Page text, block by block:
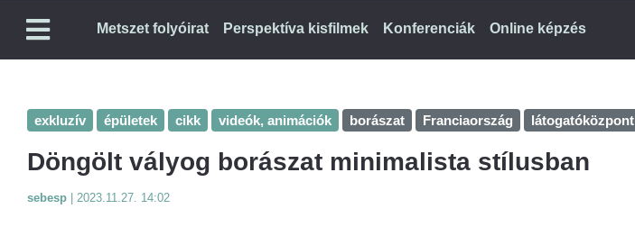
Metszet folyóirat Perspektíva kisfilmek Konferenciák Online képzés
exkluzív épületek cikk videók, animációk borászat Franciaország látogatóközpont
Döngölt vályog borászat minimalista stílusban
sebesp 2023.11.27. 14:02